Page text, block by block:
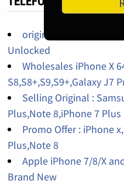
original iPhone
Unlocked
Wholesales iPhone X
S8,S8+,S9,S9+,Galaxy J7
Selling Original :
Plus,Note 8,iPhone 7 Plus
Promo Offer : iPhone
Plus,Note 8
Apple iPhone 7/8/X
Brand New